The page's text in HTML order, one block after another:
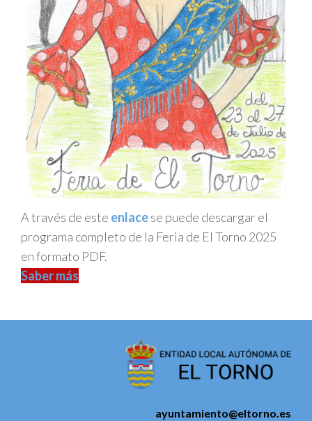
A través de este enlacese puede descargar el
programa completo de la Feria de El Torno 2025
en formato PDF.
Saber más
ayuntamiento@eltorno.es